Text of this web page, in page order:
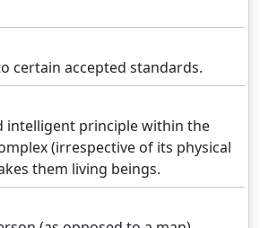
certain accepted standards.
intelligent principle within the
(irrespective of its physical
them living beings.